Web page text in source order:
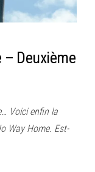
– Deuxième
Voici enfin la
Way Home. Est-